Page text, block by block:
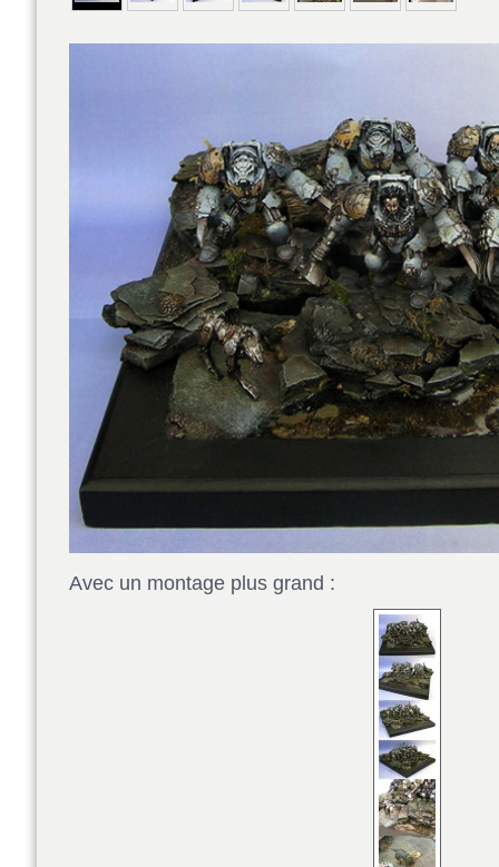
Avec un montage plus grand :